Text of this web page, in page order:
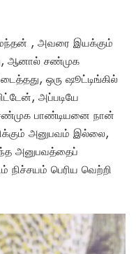
, அவரை இயக்கும்
ஆனால் சண்முக
ஒரு ஷூட்டிங்கில்
அப்படியே
பாண்டியனை நான்
அனுபவம் இல்லை,
அனுபவத்தைப்
பெரிய வெற்றி